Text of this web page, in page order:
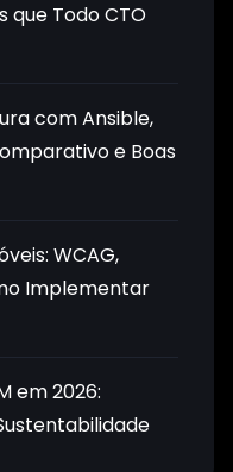
que Todo CTO
com Ansible,
e Boas
WCAG,
Implementar
em 2026: